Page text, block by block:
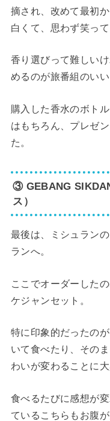
摘され、改めて最初
白くて、思わず笑って
香り選びって難しい
めるのが旅番組のいい
購入した香水のボト
はもちろん、プレゼ
た。
③ GEBANG
ス）
最後は、ミシュラン
ランへ。
ここでオーダーした
ケジャンセット。
特に印象的だったの
いて食べたり、その
わいが変わることに
食べるたびに感想が
ているこちらもお腹